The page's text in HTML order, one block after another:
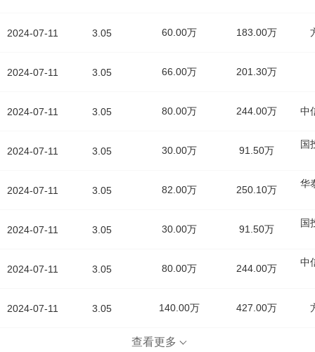
2024-07-11
2024-07-11
2024-07-11
2024-07-11
2024-07-11
2024-07-11
2024-07-11
2024-07-11
3.05 60.00万 183.00万
3.05 66.00万 201.30万
3.05 80.00万 244.00万 中
3.05 30.00万 91.50万
国
3.05 82.00万 250.10万
华
3.05 30.00万 91.50万
国
3.05 80.00万 244.00万
中
3.05 140.00万 427.00万
查看更多